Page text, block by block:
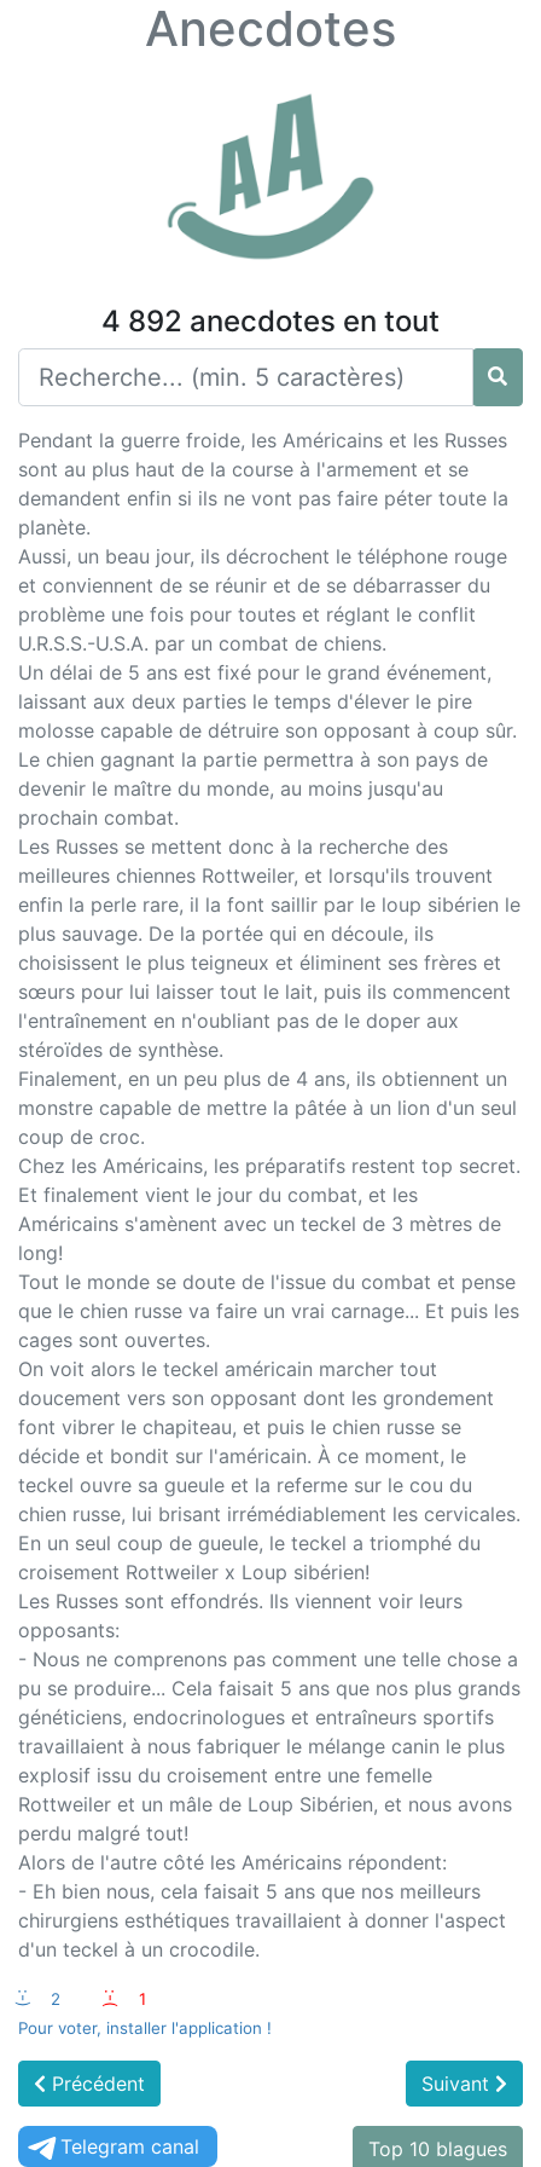
Anecdotes
4 892 anecdotes en tout
Pendant la guerre froide, les Américains et les Russes
sont au plus haut de la course à l'armement et se
demandent enfin si ils ne vont pas faire péter toute la
planète.
Aussi, un beau jour, ils décrochent le téléphone rouge
et conviennent de se réunir et de se débarrasser du
problème une fois pour toutes et réglant le conflit
U.R.S.S.-U.S.A. par un combat de chiens.
Un délai de 5 ans est fixé pour le grand événement,
laissant aux deux parties le temps d'élever le pire
molosse capable de détruire son opposant à coup sûr.
Le chien gagnant la partie permettra à son pays de
devenir le maître du monde, au moins jusqu'au
prochain combat.
Les Russes se mettent donc à la recherche des
meilleures chiennes Rottweiler, et lorsqu'ils trouvent
enfin la perle rare, il la font saillir par le loup sibérien le
plus sauvage. De la portée qui en découle, ils
choisissent le plus teigneux et éliminent ses frères et
sœurs pour lui laisser tout le lait, puis ils commencent
l'entraînement en n'oubliant pas de le doper aux
stéroïdes de synthèse.
Finalement, en un peu plus de 4 ans, ils obtiennent un
monstre capable de mettre la pâtée à un lion d'un seul
coup de croc.
Chez les Américains, les préparatifs restent top secret.
Et finalement vient le jour du combat, et les
Américains s'amènent avec un teckel de 3 mètres de
long!
Tout le monde se doute de l'issue du combat et pense
que le chien russe va faire un vrai carnage... Et puis les
cages sont ouvertes.
On voit alors le teckel américain marcher tout
doucement vers son opposant dont les grondement
font vibrer le chapiteau, et puis le chien russe se
décide et bondit sur l'américain. À ce moment, le
teckel ouvre sa gueule et la referme sur le cou du
chien russe, lui brisant irrémédiablement les cervicales.
En un seul coup de gueule, le teckel a triomphé du
croisement Rottweiler x Loup sibérien!
Les Russes sont effondrés. Ils viennent voir leurs
opposants:
- Nous ne comprenons pas comment une telle chose a
pu se produire... Cela faisait 5 ans que nos plus grands
généticiens, endocrinologues et entraîneurs sportifs
travaillaient à nous fabriquer le mélange canin le plus
explosif issu du croisement entre une femelle
Rottweiler et un mâle de Loup Sibérien, et nous avons
perdu malgré tout!
Alors de l'autre côté les Américains répondent:
- Eh bien nous, cela faisait 5 ans que nos meilleurs
chirurgiens esthétiques travaillaient à donner l'aspect
d'un teckel à un crocodile.
:-) 2 :-(
1
Pour voter, installer l'application !
Précédent Suivant
Telegram canal Top 10 blagues